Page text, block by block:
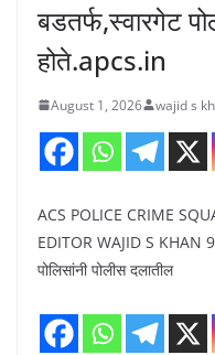
बडतर्फ,स्वारगेट
होते.apcs.in
August 1, 2026 wajid s
ACS POLICE CRIME
EDITOR WAJID S KHAN
पोलिसांनी पोलीस दलातील